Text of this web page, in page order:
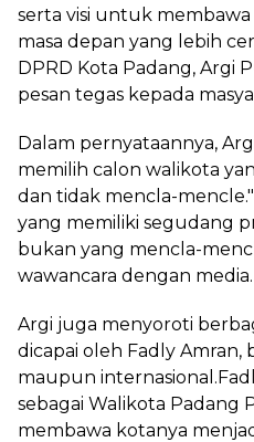
serta visi untuk
masa depan yang lebih
DPRD Kota Padang, Argi
pesan tegas kepada
Dalam pernyataannya,
memilih calon walikota
dan tidak mencla-
yang memiliki segudang
bukan yang mencla-
wawancara dengan media.
Argi juga menyoroti
dicapai oleh Fadly Amran,
maupun
sebagai Walikota Padang
membawa kotanya